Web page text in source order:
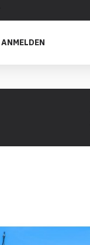
ANMELDEN